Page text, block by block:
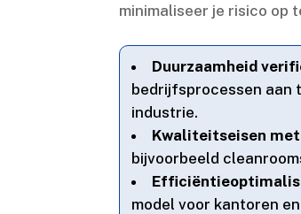
minimaliseer je risico op
Duurzaamheid
bedrijfsprocessen aan
industrie.​
Kwaliteitseisen
bijvoorbeeld
model voor kantoren